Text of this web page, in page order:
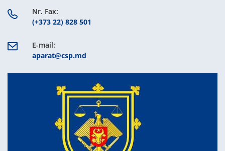
Nr. Fax:
(+373 22) 828 501
E-mail:
aparat@csp.md